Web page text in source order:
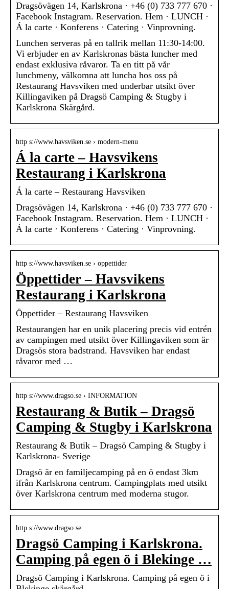
Dragsövägen 14, Karlskrona · +46 (0) 733 777 670 ·
Facebook Instagram. Reservation. Hem · LUNCH ·
Á la carte · Konferens · Catering · Vinprovning.
Lunchen serveras på en tallrik mellan 11:30-14:00.
Vi erbjuder en av Karlskronas bästa luncher med
endast exklusiva råvaror. Ta en titt på vår
lunchmeny, välkomna att luncha hos oss på
Restaurang Havsviken med underbar utsikt över
Killingaviken på Dragsö Camping & Stugby i
Karlskrona Skärgård.
http s://www.havsviken.se › modern-menu
Á la carte – Havsvikens
Restaurang i Karlskrona
Á la carte – Restaurang Havsviken
Dragsövägen 14, Karlskrona · +46 (0) 733 777 670 ·
Facebook Instagram. Reservation. Hem · LUNCH ·
Á la carte · Konferens · Catering · Vinprovning.
http s://www.havsviken.se › oppettider
Öppettider – Havsvikens
Restaurang i Karlskrona
Öppettider – Restaurang Havsviken
Restaurangen har en unik placering precis vid entrén
av campingen med utsikt över Killingaviken som är
Dragsös stora badstrand. Havsviken har endast
råvaror med …
http s://www.dragso.se › INFORMATION
Restaurang & Butik – Dragsö
Camping & Stugby i Karlskrona
Restaurang & Butik – Dragsö Camping & Stugby i
Karlskrona- Sverige
Dragsö är en familjecamping på en ö endast 3km
ifrån Karlskrona centrum. Campingplats med utsikt
över Karlskrona centrum med moderna stugor.
http s://www.dragso.se
Dragsö Camping i Karlskrona.
Camping på egen ö i Blekinge …
Dragsö Camping i Karlskrona. Camping på egen ö i